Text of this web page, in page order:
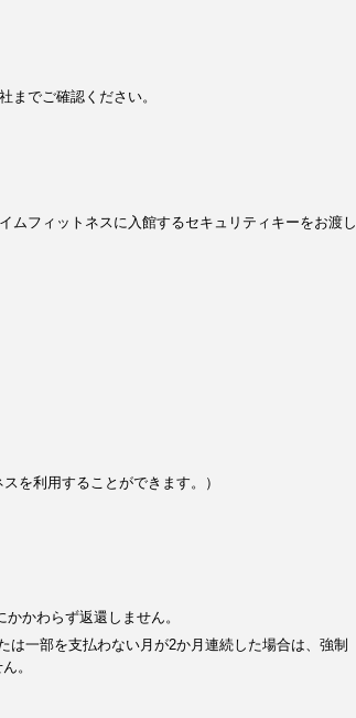
でご確認ください。
フィットネスに入館するセキュリティキーをお渡し
を利用することができます。）
かわらず返還しません。
一部を支払わない月が2か月連続した場合は、強制
。